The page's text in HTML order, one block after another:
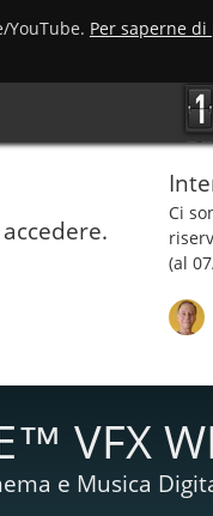
YouTube. Per saperne
Ci
(al
VFX
e Musica